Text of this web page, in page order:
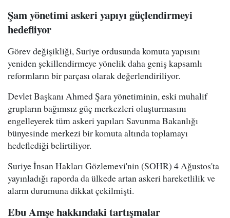
Şam yönetimi askeri yapıyı güçlendirmeyi
hedefliyor
Görev değişikliği, Suriye ordusunda komuta yapısını
yeniden şekillendirmeye yönelik daha geniş kapsamlı
reformların bir parçası olarak değerlendiriliyor.
Devlet Başkanı Ahmed Şara yönetiminin, eski muhalif
grupların bağımsız güç merkezleri oluşturmasını
engelleyerek tüm askeri yapıları Savunma Bakanlığı
bünyesinde merkezi bir komuta altında toplamayı
hedeflediği belirtiliyor.
Suriye İnsan Hakları Gözlemevi'nin (SOHR) 4 Ağustos'ta
yayınladığı raporda da ülkede artan askeri hareketlilik ve
alarm durumuna dikkat çekilmişti.
Ebu Amşe hakkındaki tartışmalar